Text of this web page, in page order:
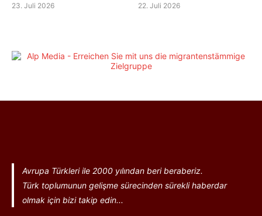
23. Juli 2026 22. Juli 2026
Avrupa Türkleri ile 2000 yılından beri beraberiz.
Türk toplumunun gelişme sürecinden sürekli haberdar
olmak için bizi takip edin...